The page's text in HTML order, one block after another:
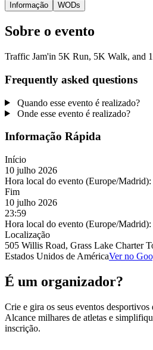
Informação WODs
Sobre o evento
Traffic Jam'in 5K Run, 5K Walk, and
Frequently asked questions
Quando esse evento é realizado?
Onde esse evento é realizado?
Informação Rápida
Início
10 julho 2026
Hora local do evento (Europe/Madrid):
Fim
10 julho 2026
23:59
Hora local do evento (Europe/Madrid):
Localização
505 Willis Road, Grass Lake Charter
Estados Unidos de AméricaVer no
É um organizador?
Crie e gira os seus eventos
Alcance milhares de atletas e
inscrição.